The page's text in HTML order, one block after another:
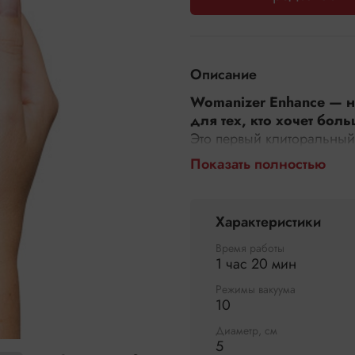
Описание
Womanizer Enhance —
для тех, кто хочет
Это первый
воздушно-волновую
вибрацию We-Vibe. Два
одним другим устройством.
Более 1000
Вы можете настроить
• 10 уровней мощности
• 10 фирменных
Все параметры
Показать полностью
Характеристики
Время работы
1 час 20 мин
Режимы вакуума
10
Диаметр, см
5